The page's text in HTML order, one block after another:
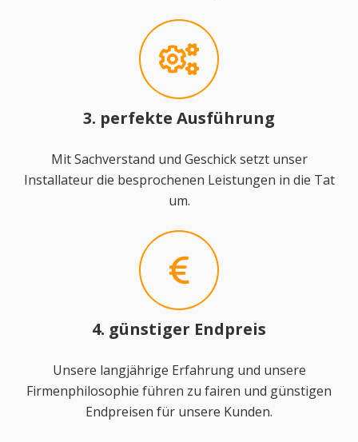
3. perfekte Ausführung
Mit Sachverstand und Geschick setzt unser
Installateur die besprochenen Leistungen in die Tat
um.
4. günstiger Endpreis
Unsere langjährige Erfahrung und unsere
Firmenphilosophie führen zu fairen und günstigen
Endpreisen für unsere Kunden.